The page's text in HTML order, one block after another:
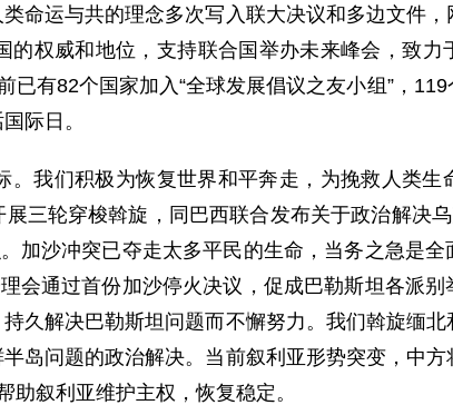
命运与共的理念多次写入联大决议和多边文件
权威和地位，支持联合国举办未来峰会，致力
有82个国家加入“全球发展倡议之友小组”，
际日。
我们积极为恢复世界和平奔走，为挽救人类生
三轮穿梭斡旋，同巴西联合发布关于政治解决
加沙冲突已夺走太多平民的生命，当务之急是
会通过首份加沙停火决议，促成巴勒斯坦各派
久解决巴勒斯坦问题而不懈努力。我们斡旋缅
岛问题的政治解决。当前叙利亚形势突变，中
助叙利亚维护主权，恢复稳定。